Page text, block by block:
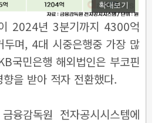
확대보기
2024년 3분기까지 4300억
두며, 4대 시중은행중 가장 많
국민은행 해외법인은 부코핀
을 받아 적자 전환했다.
융감독원 전자공시시스템에